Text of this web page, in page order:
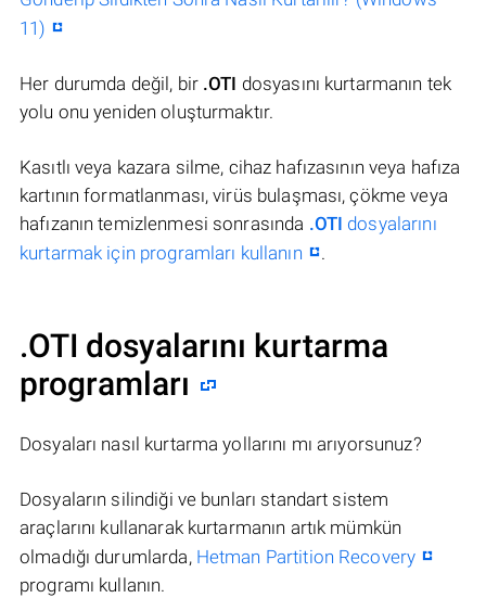
11)
Her durumda değil, bir .OTI dosyasını kurtarmanın tek
yolu onu yeniden oluşturmaktır.
Kasıtlı veya kazara silme, cihaz hafızasının veya hafıza
kartının formatlanması, virüs bulaşması, çökme veya
hafızanın temizlenmesi sonrasında .OTI dosyalarını
kurtarmak için programları kullanın
.
.OTI dosyalarını kurtarma
programları
Dosyaları nasıl kurtarma yollarını mı arıyorsunuz?
Dosyaların silindiği ve bunları standart sistem
araçlarını kullanarak kurtarmanın artık mümkün
olmadığı durumlarda, Hetman Partition Recovery
programı kullanın.